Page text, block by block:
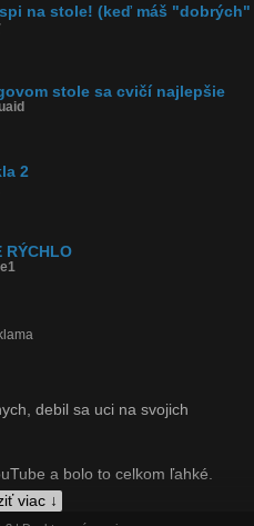
na stole! (keď máš "dobrých"
stole sa cvičí najlepšie
2
RÝCHLO
viac ↓
debil sa uci na svojich
a bolo to celkom ľahké.